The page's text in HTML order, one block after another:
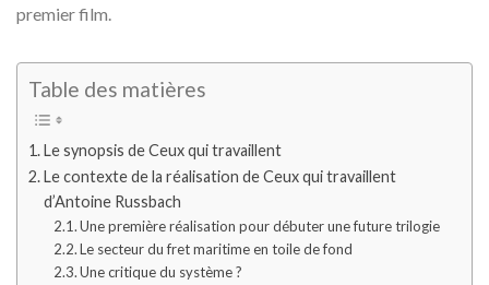
premier film.
Table des matières
Le synopsis de Ceux qui travaillent
Le contexte de la réalisation de Ceux qui travaillent
d’Antoine Russbach
Une première réalisation pour débuter une future trilogie
Le secteur du fret maritime en toile de fond
Une critique du système ?